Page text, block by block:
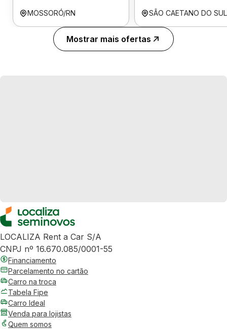
MOSSORÓ/RN SÃO CAETANO DO
Mostrar mais ofertas
LOCALIZA Rent a Car S/A
CNPJ nº 16.670.085/0001-55
Financiamento
Parcelamento no cartão
Carro na troca
Tabela Fipe
Carro Ideal
Venda para lojistas
Quem somos